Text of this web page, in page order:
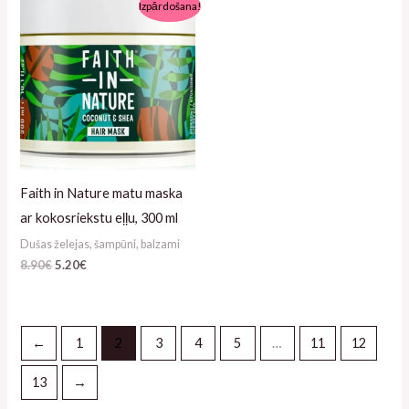
Izpārdošana!
Faith in Nature matu maska
ar kokosriekstu eļļu, 300 ml
Dušas želejas, šampūni, balzami
8.90€
oli:
8.90€.
5.20€
ir:
5.20€.
← 1 2 3 4 5 … 11 12
13 →